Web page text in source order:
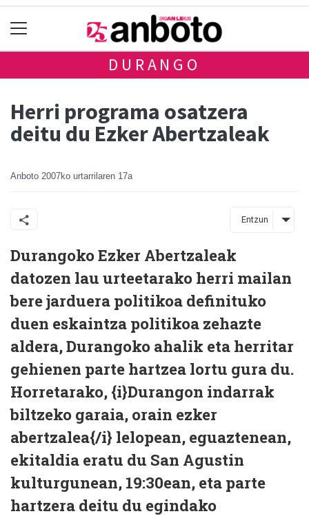
DURANGO
Herri programa osatzera
deitu du Ezker Abertzaleak
Anboto 2007ko urtarrilaren 17a
Entzun
Durangoko Ezker Abertzaleak
datozen lau urteetarako herri mailan
bere jarduera politikoa definituko
duen eskaintza politikoa zehazte
aldera, Durangoko ahalik eta herritar
gehienen parte hartzea lortu gura du.
Horretarako, {i}Durangon indarrak
biltzeko garaia, orain ezker
abertzalea{/i} lelopean, eguaztenean,
ekitaldia eratu du San Agustin
kulturgunean, 19:30ean, eta parte
hartzera deitu du egindako